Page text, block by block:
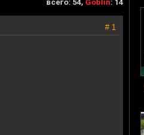
всего: 54, Goblin: 14
# 1